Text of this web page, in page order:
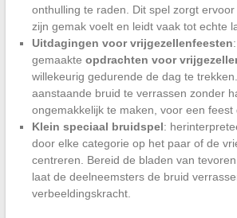
onthulling te raden. Dit spel zorgt
zijn gemak voelt en leidt vaak tot echte
Uitdagingen voor vrijgezellenfeesten
gemaakte opdrachten voor
willekeurig gedurende de dag te
aanstaande bruid te verrassen zonder
ongemakkelijk te maken, voor een feest
Klein speciaal bruidspel:
door elke categorie op het paar of de
centreren. Bereid de bladen van
laat de deelneemsters de bruid
verbeeldingskracht.